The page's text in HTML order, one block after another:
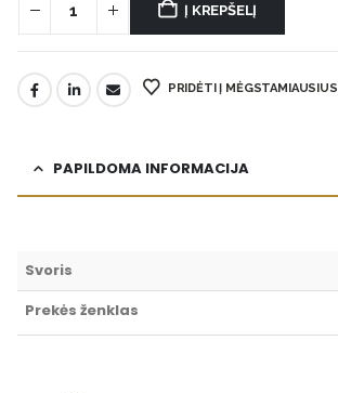
Į KREPŠELĮ
PRIDĖTI Į MĖGSTAMIAUSIUS
PAPILDOMA INFORMACIJA
Svoris
Prekės ženklas